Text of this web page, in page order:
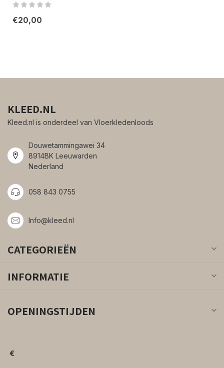
€20,00
KLEED.NL
Kleed.nl is onderdeel van Vloerkledenloods
Douwetammingawei 34
8914BK Leeuwarden
Nederland
058 843 0755
Info@kleed.nl
CATEGORIEËN
INFORMATIE
OPENINGSTIJDEN
€